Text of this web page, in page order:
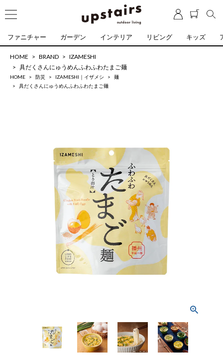
ファニチャー ガーデン インテリア リビング キッズ
HOME BRAND
IZAMESHI
具だくさんにゅうめんふわふわたまご麺
HOME 防災 IZAMESHI｜イザメシ
麺
具だくさんにゅうめんふわふわたまご麺